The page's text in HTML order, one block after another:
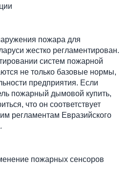
пожара для
жестко регламентирован.
систем пожарной
не только базовые нормы,
предприятия. Если
пожарный дымовой купить,
что он соответствует
регламентам Евразийского
пожарных сенсоров